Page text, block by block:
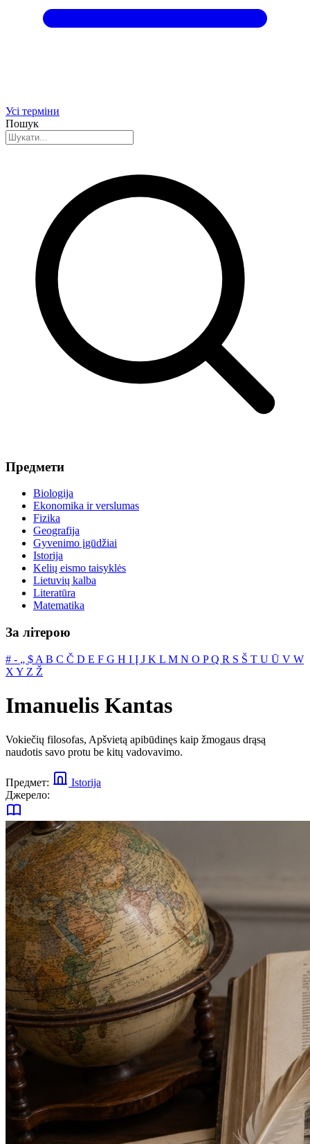
Усі терміни
Пошук
Предмети
Biologija
Ekonomika ir verslumas
Fizika
Geografija
Gyvenimo įgūdžiai
Istorija
Kelių eismo taisyklės
Lietuvių kalba
Literatūra
Matematika
За літерою
# ‐ „ $ A B C Č D E F G H I Į J K L M N O PQ R S Š T U Ū V W
X Y Z Ž
Imanuelis Kantas
Vokiečių filosofas, Apšvietą apibūdinęs kaip žmogaus drąsą
naudotis savo protu be kitų vadovavimo.
Предмет:
Istorija
Джерело: